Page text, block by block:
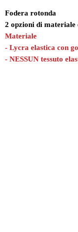
Fodera rotonda
2 opzioni di materiale
Materiale
- Lycra elastica con
- NESSUN tessuto